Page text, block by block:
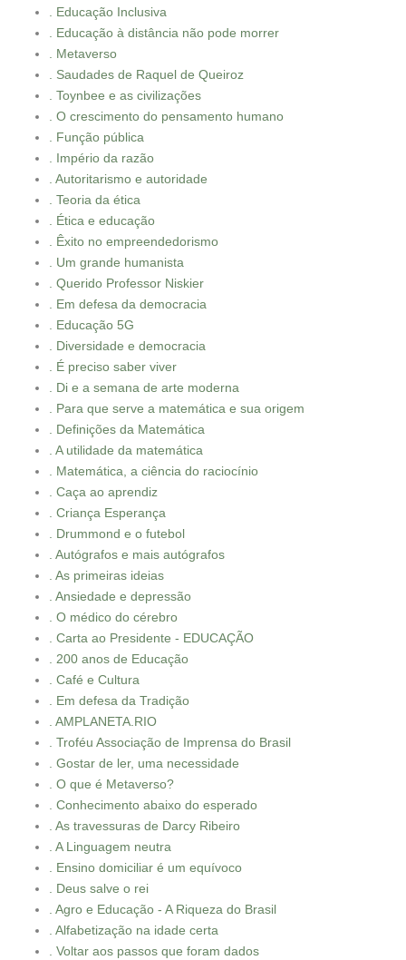
. Educação Inclusiva
. Educação à distância não pode morrer
. Metaverso
. Saudades de Raquel de Queiroz
. Toynbee e as civilizações
. O crescimento do pensamento humano
. Função pública
. Império da razão
. Autoritarismo e autoridade
. Teoria da ética
. Ética e educação
. Êxito no empreendedorismo
. Um grande humanista
. Querido Professor Niskier
. Em defesa da democracia
. Educação 5G
. Diversidade e democracia
. É preciso saber viver
. Di e a semana de arte moderna
. Para que serve a matemática e sua origem
. Definições da Matemática
. A utilidade da matemática
. Matemática, a ciência do raciocínio
. Caça ao aprendiz
. Criança Esperança
. Drummond e o futebol
. Autógrafos e mais autógrafos
. As primeiras ideias
. Ansiedade e depressão
. O médico do cérebro
. Carta ao Presidente - EDUCAÇÃO
. 200 anos de Educação
. Café e Cultura
. Em defesa da Tradição
. AMPLANETA.RIO
. Troféu Associação de Imprensa do Brasil
. Gostar de ler, uma necessidade
. O que é Metaverso?
. Conhecimento abaixo do esperado
. As travessuras de Darcy Ribeiro
. A Linguagem neutra
. Ensino domiciliar é um equívoco
. Deus salve o rei
. Agro e Educação - A Riqueza do Brasil
. Alfabetização na idade certa
. Voltar aos passos que foram dados